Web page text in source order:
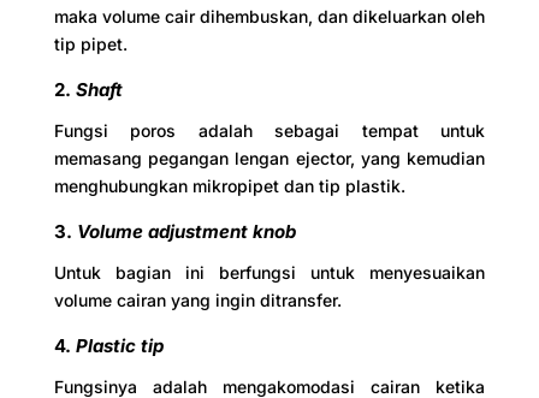
maka volume cair dihembuskan, dan dikeluarkan oleh
tip pipet.
2. Shaft
Fungsi poros adalah sebagai tempat untuk
memasang pegangan lengan ejector, yang kemudian
menghubungkan mikropipet dan tip plastik.
3. Volume adjustment knob
Untuk bagian ini berfungsi untuk menyesuaikan
volume cairan yang ingin ditransfer.
4. Plastic tip
Fungsinya adalah mengakomodasi cairan ketika